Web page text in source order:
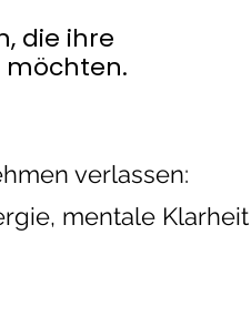
die ihre
verlassen:
mentale Klarheit